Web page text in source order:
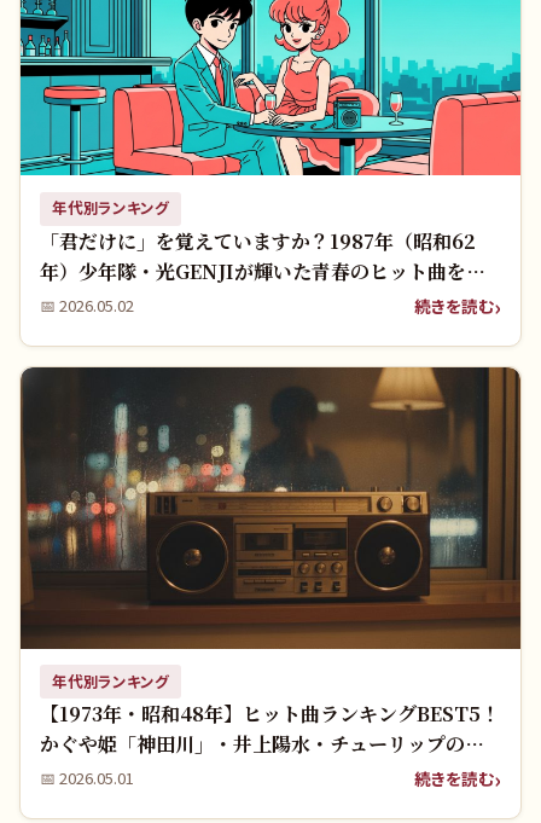
年代別ランキング
「君だけに」を覚えていますか？1987年（昭和62
年）少年隊・光GENJIが輝いた青春のヒット曲をも
う一度！
📅 2026.05.02 続きを読む
年代別ランキング
【1973年・昭和48年】ヒット曲ランキングBEST5！
かぐや姫「神田川」・井上陽水・チューリップの名
曲を振り返る
📅 2026.05.01 続きを読む